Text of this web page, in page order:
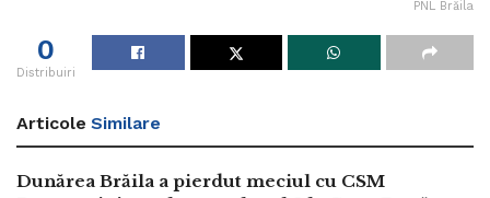
PNL Brăila
0
Distribuiri
Articole Similare
Dunărea Brăila a pierdut meciul cu CSM